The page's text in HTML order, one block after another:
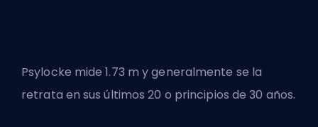
Psylocke mide 1.73 m y generalmente se la
retrata en sus últimos 20 o principios de 30 años.